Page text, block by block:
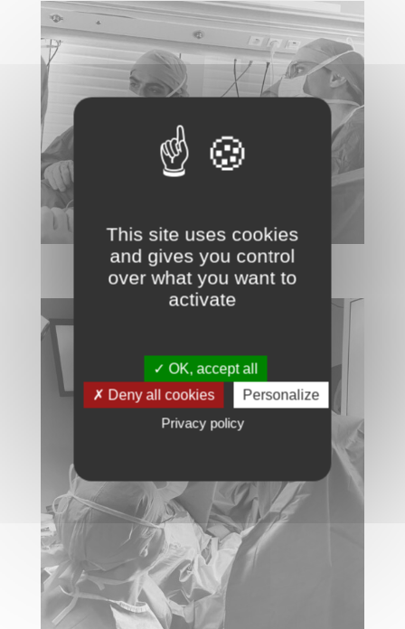
This site uses cookies
and gives you control
over what you want to
activate
✓ OK, accept all
✗ Deny all cookies
Personalize
Privacy policy